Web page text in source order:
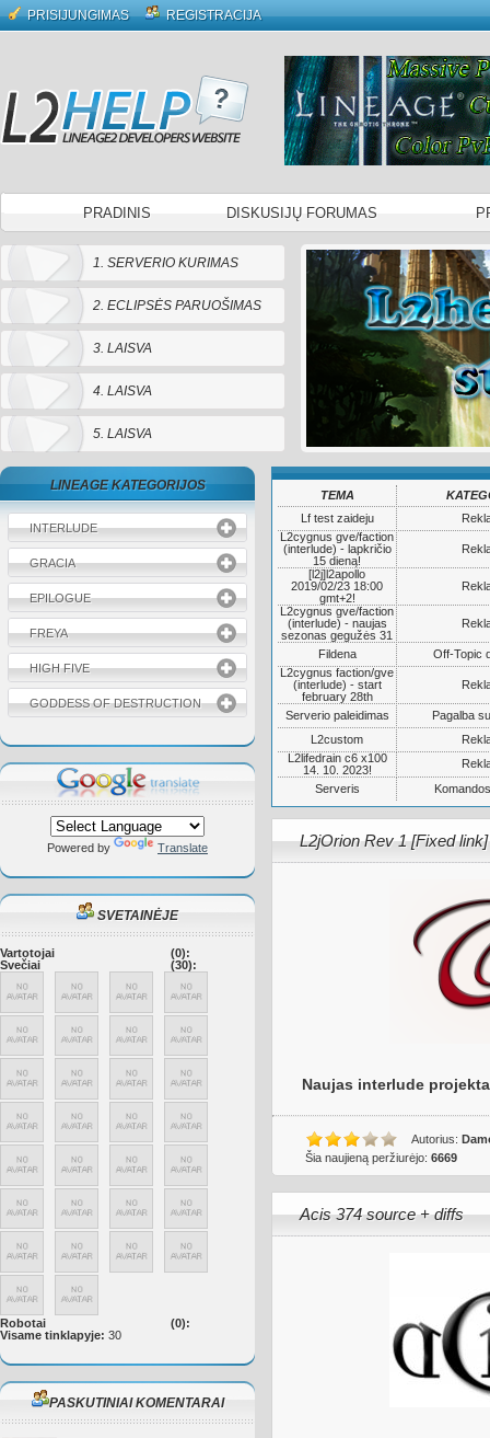
PRISIJUNGIMAS REGISTRACIJA
PRADINIS DISKUSIJŲ FORUMAS
1. SERVERIO KURIMAS
2. ECLIPSĖS PARUOŠIMAS
3. LAISVA
4. LAISVA
5. LAISVA
LINEAGE KATEGORIJOS
INTERLUDE
GRACIA
EPILOGUE
FREYA
HIGH FIVE
GODDESS OF DESTRUCTION
Powered by Translate
SVETAINĖJE
Vartotojai
(0):
Svečiai
(30):
Robotai
(0):
Visame tinklapyje: 30
PASKUTINIAI KOMENTARAI
TEMA
Lf test zaideju
L2cygnus gve/faction
(interlude) - lapkričio
15 dieną!
[l2j]l2apollo
2019/02/23 18:00
gmt+2!
L2cygnus gve/faction
(interlude) - naujas
sezonas gegužės 31
Fildena
Off-Topic
L2cygnus faction/gve
(interlude) - start
february 28th
Serverio paleidimas
Pagalba
L2custom
L2lifedrain c6 x100
14. 10. 2023!
Serveris
L2jOrion Rev 1 [Fixed link]
Naujas interlude
Autorius:
Šia naujieną peržiurėjo: 6669
Acis 374 source + diffs